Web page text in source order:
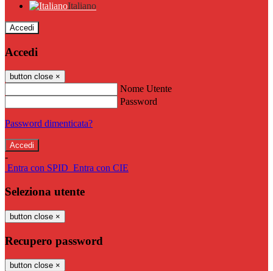
Italiano
Accedi
Accedi
button close ×
Nome Utente
Password
Password dimenticata?
-
Entra con SPID Entra con CIE
Seleziona utente
button close ×
Recupero password
button close ×